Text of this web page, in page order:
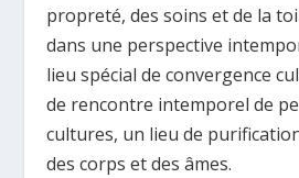
propreté, des soins et de la
dans une perspective
lieu spécial de convergence
de rencontre intemporel de
cultures, un lieu de
des corps et des âmes.